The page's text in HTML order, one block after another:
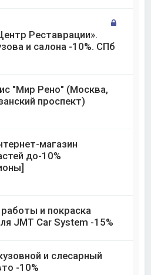
Реставрации».
и салона -10%. СПб
"Мир Рено" (Москва,
проспект)
магазин
до-10%
и покраска
JMT Car System -15%
и слесарный
-10%